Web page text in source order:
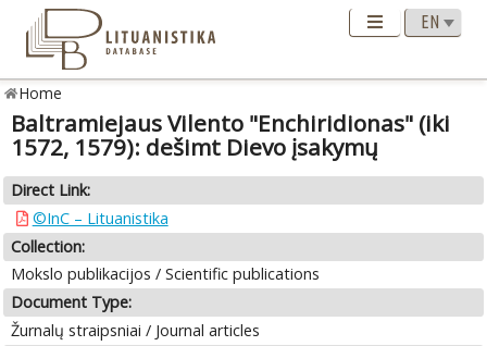
Home
Baltramiejaus Vilento "Enchiridionas" (iki
1572, 1579): dešimt Dievo įsakymų
Direct Link:
©InC – Lituanistika
Collection:
Mokslo publikacijos / Scientific publications
Document Type:
Žurnalų straipsniai / Journal articles